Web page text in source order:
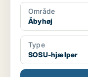
Område
Åbyhøj
Type
SOSU-hjælper